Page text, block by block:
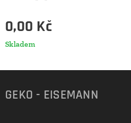
0,00 Kč
Skladem
GEKO - EISEMANN